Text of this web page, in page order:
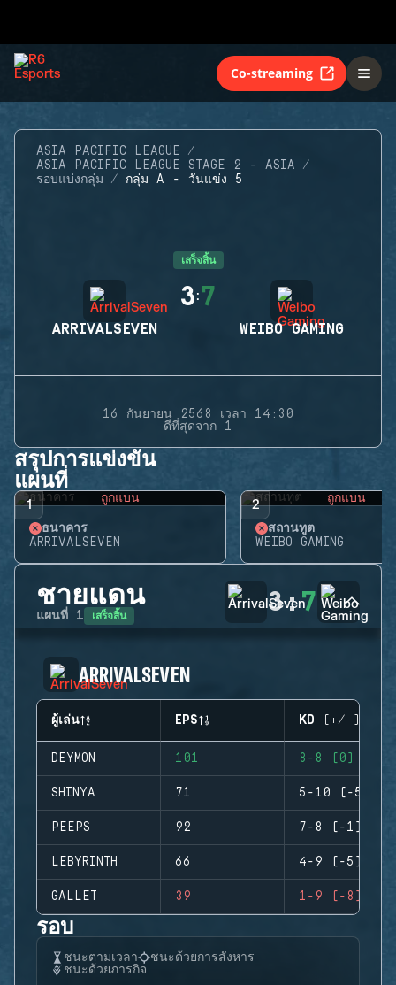
Co-streaming
ASIA PACIFIC LEAGUE
ASIA PACIFIC LEAGUE STAGE 2 - ASIA
รอบแบ่งกลุ่ม
กลุ่ม A - วันแข่ง 5
เสร็จสิ้น
ARRIVALSEVEN
3:7
WEIBO GAMING
16 กันยายน 2568 เวลา 14:30
ดีที่สุดจาก 1
สรุปการแข่งขัน
แผนที่
1 ถูกแบน
ธนาคาร
ARRIVALSEVEN
2 ถูกแบน
สถานทูต
WEIBO GAMING
ชายแดน
แผนที่ 1 เสร็จสิ้น 3:7
ARRIVALSEVEN
ผู้เล่น EPS KD (+/-)
DEYMON 101 8-8 (0)
SHINYA 71 5-10 (-5)
PEEPS 92 7-8 (-1)
LEBYRINTH 66 4-9 (-5)
GALLET 39 1-9 (-8)
รอบ
ชนะตามเวลา
ชนะด้วยการสังหาร
ชนะด้วยภารกิจ